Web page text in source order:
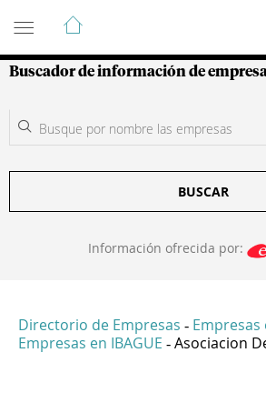
Guía de Empresas
Buscador de información de
BUSCAR
Información ofrecida por:
Directorio de Empresas - Empresas
Empresas en IBAGUE - Asociacion